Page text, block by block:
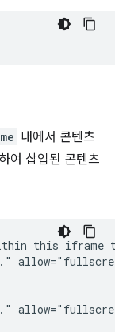
내에서 콘텐츠
여 삽입된 콘텐츠
this iframe